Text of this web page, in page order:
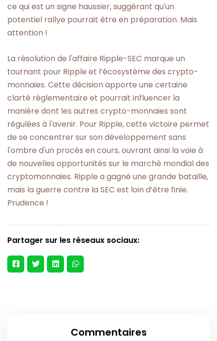
ce qui est un signe haussier, suggérant qu'un
potentiel rallye pourrait être en préparation. Mais
attention !
La résolution de l'affaire Ripple-SEC marque un
tournant pour Ripple et l’écosystème des crypto-
monnaies. Cette décision apporte une certaine
clarté réglementaire et pourrait influencer la
manière dont les autres crypto-monnaies sont
régulées à l'avenir. Pour Ripple, cette victoire permet
de se concentrer sur son développement sans
l'ombre d'un procès en cours, ouvrant ainsi la voie à
de nouvelles opportunités sur le marché mondial des
cryptomonnaies. Ripple a gagné une grande bataille,
mais la guerre contre la SEC est loin d’être finie.
Prudence !
Partager sur les réseaux sociaux:
Commentaires